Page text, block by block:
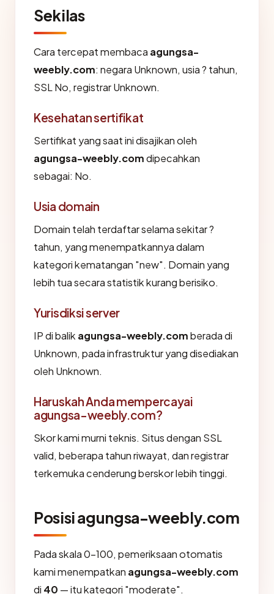
Sekilas
Cara tercepat membaca agungsa-
weebly.com: negara Unknown, usia ? tahun,
SSL No, registrar Unknown.
Kesehatan sertifikat
Sertifikat yang saat ini disajikan oleh
agungsa-weebly.comdipecahkan
sebagai: No.
Usia domain
Domain telah terdaftar selama sekitar ?
tahun, yang menempatkannya dalam
kategori kematangan "new". Domain yang
lebih tua secara statistik kurang berisiko.
Yurisdiksi server
IP di balik agungsa-weebly.comberada di
Unknown, pada infrastruktur yang disediakan
oleh Unknown.
Haruskah Anda mempercayai
agungsa-weebly.com?
Skor kami murni teknis. Situs dengan SSL
valid, beberapa tahun riwayat, dan registrar
terkemuka cenderung berskor lebih tinggi.
Posisi agungsa-weebly.com
Pada skala 0-100, pemeriksaan otomatis
kami menempatkan agungsa-weebly.com
di 40 — itu kategori "moderate".